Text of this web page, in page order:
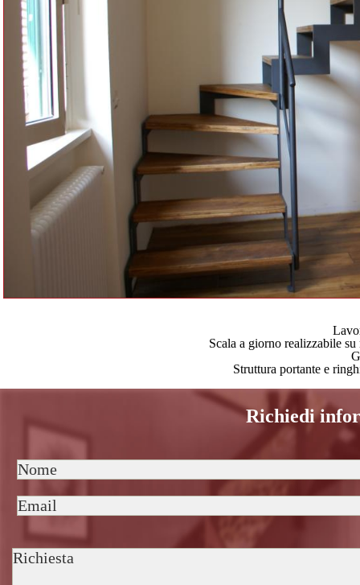
Scala a giorno realizzabile
Struttura portante e
Richiedi